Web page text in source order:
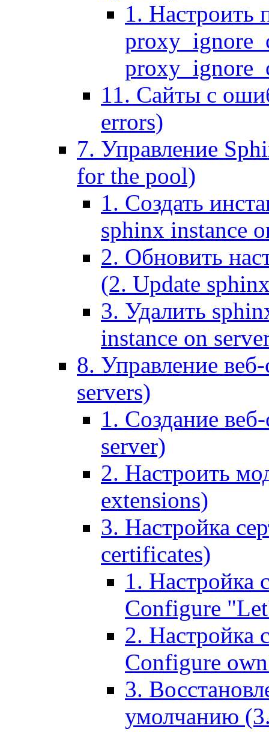
1. Настроить
11. Сайты с
errors)
7. Управление
for the pool)
1. Создать
sphinx instance
2. Обновить
(2. Update
3. Удалить
instance on
8. Управление
servers)
1. Создание
server)
2. Настроить
extensions)
3. Настройка
certificates)
1. Настройка
Configure
2. Настройка
Configure
3.
умолчанию